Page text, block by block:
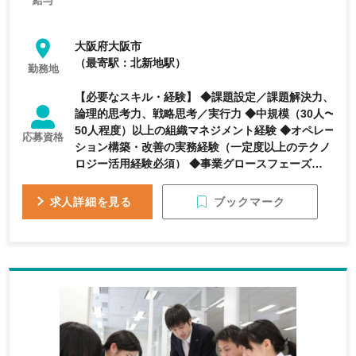
勤務地
大阪府大阪市
（最寄駅：北新地駅）
応募資格
【必要なスキル・経験】 ◆課題設定／課題解決力、
論理的思考力、戦略思考／実行力 ◆中規模（30人〜
50人程度）以上の組織マネジメント経験 ◆オペレー
ション構築・改善の実務経験（一定度以上のテクノ
ロジー活用経験必須） ◆事業グロースフェーズの経
ネジメント経験（グロースフェーズであれば尚可）
ループの目標達成に向け、重要課題を特定し、適切
な優先度を設計することでグループとして最適なス
ピードで行動量を最大化する仕組みを作れる方 ◆グ
ループメンバーに対し積極的にフィードバックを行
求人詳細を見る ブックマーク